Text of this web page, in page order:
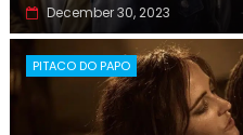
December 30, 2023
PITACO DO PAPO